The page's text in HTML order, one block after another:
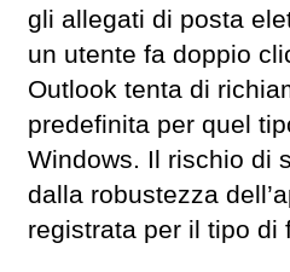
gli allegati di posta
un utente fa doppio
Outlook tenta di
predefinita per quel
Windows. Il rischio di
dalla robustezza
registrata per il tipo di